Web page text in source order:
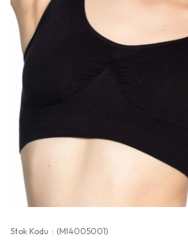
Stok Kodu (MI4005001)